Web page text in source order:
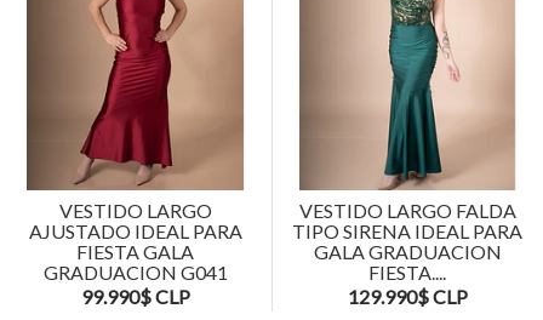
VESTIDO LARGO
AJUSTADO IDEAL PARA
FIESTA GALA
GRADUACION G041
99.990$ CLP
VESTIDO LARGO FALDA
TIPO SIRENA IDEAL PARA
GALA GRADUACION
FIESTA....
129.990$ CLP